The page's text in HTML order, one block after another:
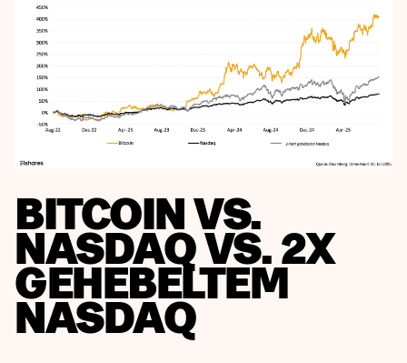
BITCOIN VS.
NASDAQ VS. 2X
GEHEBELTEM
NASDAQ